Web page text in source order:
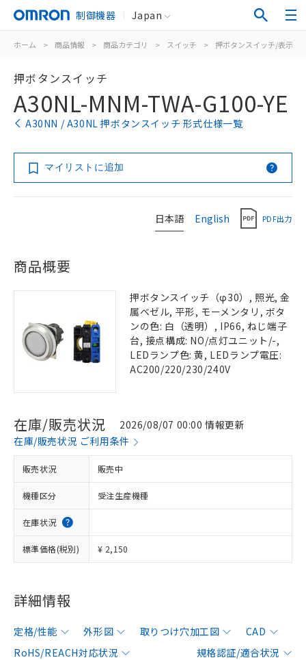
制御機器 Japan
ホーム > 商品情報 > 商品カテゴリ > スイッチ > 押ボタンスイッチ/表示灯
押ボタンスイッチ
A30NL-MNM-TWA-G100-YE
A30NN / A30NL 押ボタンスイッチ 形式仕様一覧
マイリストに追加
日本語 English PDF出力
商品概要
押ボタンスイッチ（φ30）, 照光, 金
属ベゼル, 平形, モーメンタリ, ボタ
ンの色: 白（透明）, IP66, ねじ端子
台, 接点構成: NO/点灯ユニット/-,
LEDランプ色: 黄, LEDランプ電圧:
AC200/220/230/240V
在庫/販売状況
2026/08/07 00:00 情報更新
在庫/販売状況 ご利用条件
販売状況 販売中
機種区分 受注生産機種
在庫状況
標準価格(税別) ¥ 2,150
詳細情報
定格/性能 外形図 取りつけ穴加工図
CAD
RoHS/REACH対応状況
規格認証/適合状況